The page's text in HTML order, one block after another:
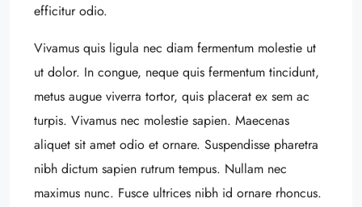
efficitur odio.
Vivamus quis ligula nec diam fermentum molestie ut
ut dolor. In congue, neque quis fermentum tincidunt,
metus augue viverra tortor, quis placerat ex sem ac
turpis. Vivamus nec molestie sapien. Maecenas
aliquet sit amet odio et ornare. Suspendisse pharetra
nibh dictum sapien rutrum tempus. Nullam nec
maximus nunc. Fusce ultrices nibh id ornare rhoncus.